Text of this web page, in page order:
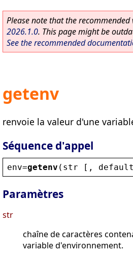
Please note that the recommended
2026.1.0. This page might be
See the recommended
getenv
renvoie la valeur d'une
Séquence d'appel
env=getenv ( str [,
Paramètres
str
chaîne de caractères
variable d'environnement.